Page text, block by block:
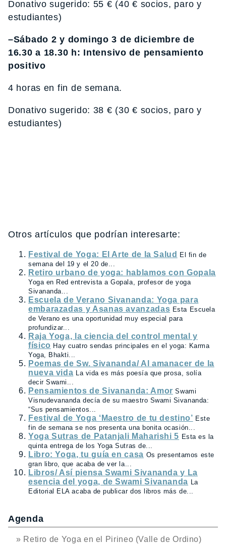
Donativo sugerido: 55 € (40 € socios, paro y
estudiantes)
–Sábado 2 y domingo 3 de diciembre de
16.30 a 18.30 h: Intensivo de pensamiento
positivo
4 horas en fin de semana.
Donativo sugerido: 38 € (30 € socios, paro y
estudiantes)
Otros artículos que podrían interesarte:
Festival de Yoga: El Arte de la Salud
El fin de
semana del 19 y el 20 de...
Retiro urbano de yoga: hablamos con Gopala
Yoga en Red entrevista a Gopala, profesor de yoga
Sivananda...
Escuela de Verano Sivananda: Yoga para
embarazadas y Asanas avanzadas Esta Escuela
de Verano es una oportunidad muy especial para
profundizar...
Raja Yoga, la ciencia del control mental y
físico Hay cuatro sendas principales en el yoga: Karma
Yoga, Bhakti...
Poemas de Sw. Sivananda/ Al amanacer de la
nueva vida
La vida es más poesía que prosa, solía
decir Swami...
Pensamientos de Sivananda: Amor Swami
Visnudevananda decía de su maestro Swami Sivananda:
“Sus pensamientos...
Festival de Yoga ‘Maestro de tu destino’ Este
fin de semana se nos presenta una bonita ocasión...
Yoga Sutras de Patanjali Maharishi 5 Esta es la
quinta entrega de los Yoga Sutras de...
Libro: Yoga, tu guía en casa Os presentamos este
gran libro, que acaba de ver la...
Libros/ Así piensa Swami Sivananda y La
esencia del yoga, de Swami Sivananda
La
Editorial ELA acaba de publicar dos libros más de...
Agenda
» Retiro de Yoga en el Pirineo (Valle de Ordino)